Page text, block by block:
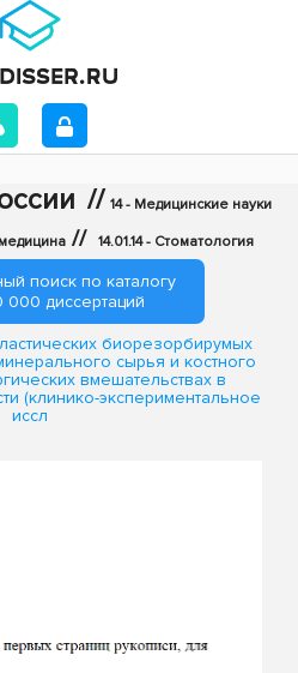
// 14 - Медицинские науки
// 14.01.14 - Стоматология
поиск по каталогу
диссертаций
биорезорбирумых
сырья и костного
вмешательствах в
(клинико-экспериментальное
иссл